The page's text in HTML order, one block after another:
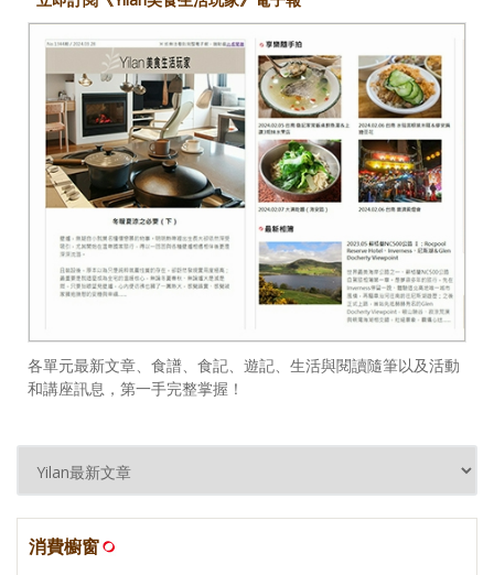
各單元最新文章、食譜、食記、遊記、生活與閱讀隨筆以及活動
和講座訊息，第一手完整掌握！
消費櫥窗